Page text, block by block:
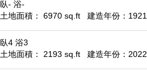
臥- 浴-
土地面積： 6970 sq.ft
建造年份：1921
臥4 浴3
土地面積： 2193 sq.ft
建造年份：2022